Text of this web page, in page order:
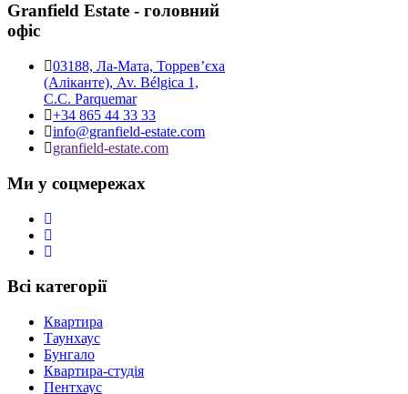
Granfield Estate - головний
офіс
03188, Ла-Мата, Торревʼєха
(Аліканте), Av. Bélgica 1,
C.C. Parquemar
+34 865 44 33 33
info@granfield-estate.com
granfield-estate.com
Ми у соцмережах
Всі категорії
Квартира
Таунхаус
Бунгало
Квартира-студія
Пентхаус